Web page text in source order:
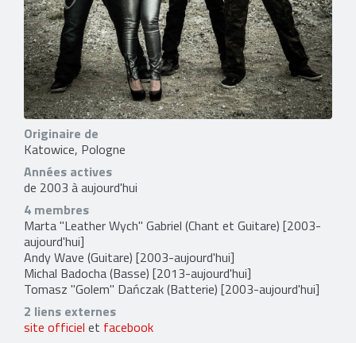
Originaire de
Katowice, Pologne
Années actives
de 2003 à aujourd'hui
4 membres
Marta "Leather Wych" Gabriel (Chant et Guitare) [2003-
aujourd'hui]
Andy Wave (Guitare) [2003-aujourd'hui]
Michal Badocha(Basse) [2013-aujourd'hui]
Tomasz "Golem" Dańczak(Batterie) [2003-aujourd'hui]
2 liens externes
site officiel et facebook